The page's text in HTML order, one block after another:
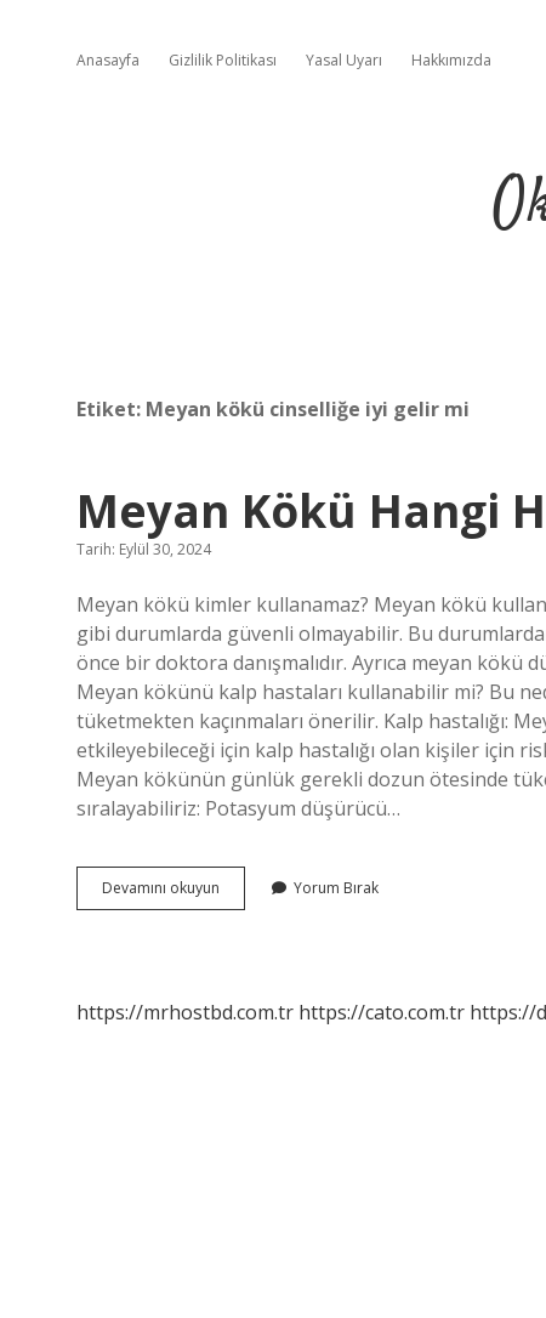
Anasayfa Gizlilik Politikası Yasal Uyarı Hakkımızda
Etiket: Meyan kökü cinselliğe iyi gelir mi
Meyan Kökü Hangi
Tarih: Eylül 30, 2024
Meyan kökü kimler kullanamaz? Meyan kökü
gibi durumlarda güvenli olmayabilir. Bu
önce bir doktora danışmalıdır. Ayrıca meyan
Meyan kökünü kalp hastaları kullanabilir mi? Bu
tüketmekten kaçınmaları önerilir. Kalp hastalığı:
etkileyebileceği için kalp hastalığı olan kişiler için
Meyan kökünün günlük gerekli dozun ötesinde
sıralayabiliriz: Potasyum düşürücü…
Devamını okuyun
Kökü
Yorum Bırak
https://mrhostbd.com.tr https://cato.com.tr https://